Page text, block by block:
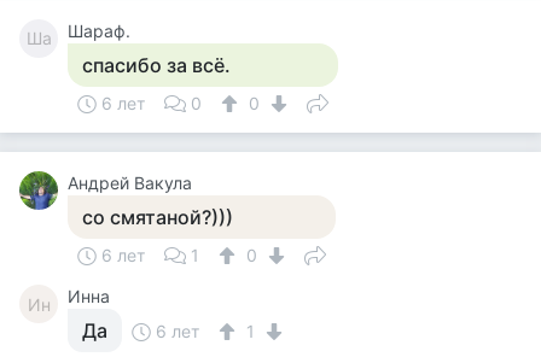
Ша Шараф.
спасибо за всё.
6 лет 0 0
Андрей Вакула
со смятаной?)))
6 лет 1 0
Ин Инна
Да 6 лет 1